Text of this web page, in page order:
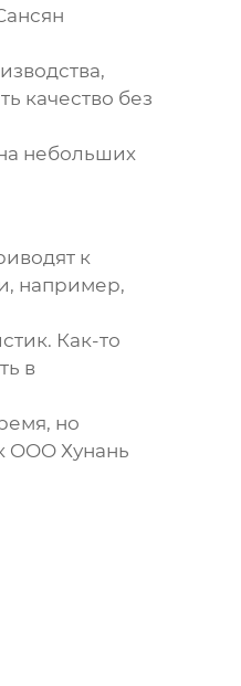
качество без
небольших
к
например,
Как-то
в
но
OOO Хунань